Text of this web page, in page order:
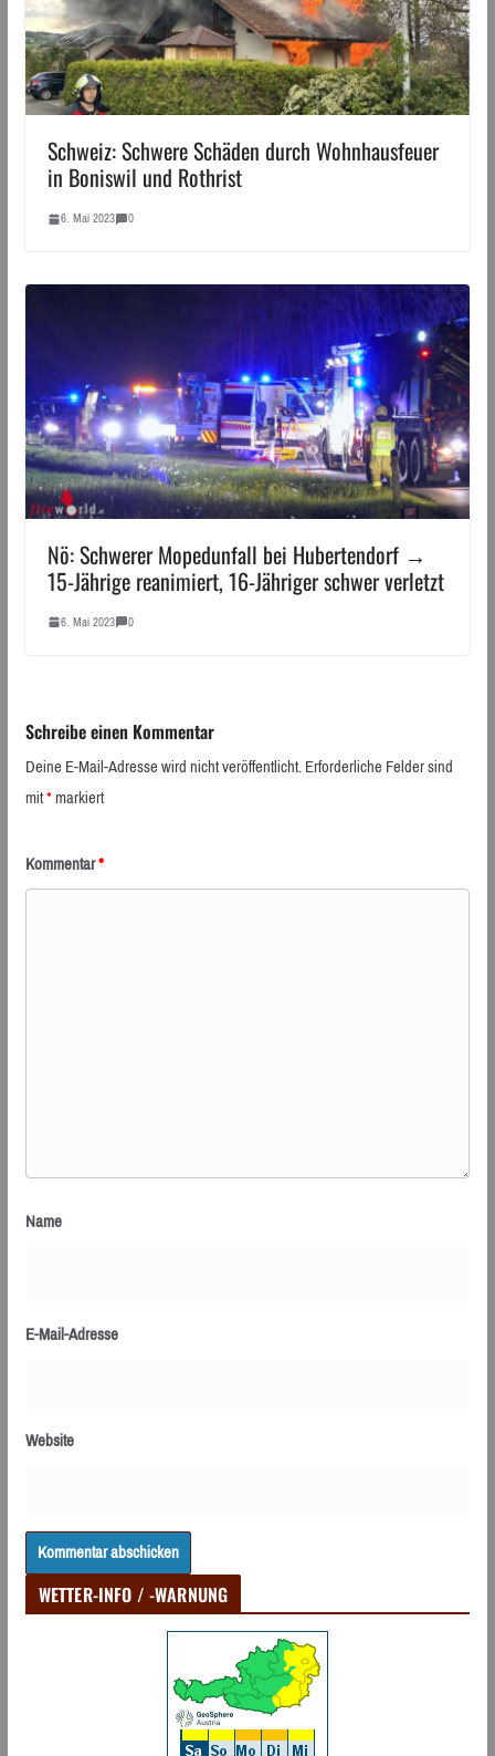
Schweiz: Schwere Schäden durch Wohnhausfeuer
in Boniswil und Rothrist
6. Mai 2023 0
Nö: Schwerer Mopedunfall bei Hubertendorf →
15-Jährige reanimiert, 16-Jähriger schwer verletzt
6. Mai 2023 0
Schreibe einen Kommentar
Deine E-Mail-Adresse wird nicht veröffentlicht.Erforderliche Felder sind
mit*markiert
Kommentar*
Name
E-Mail-Adresse
Website
WETTER-INFO / -WARNUNG